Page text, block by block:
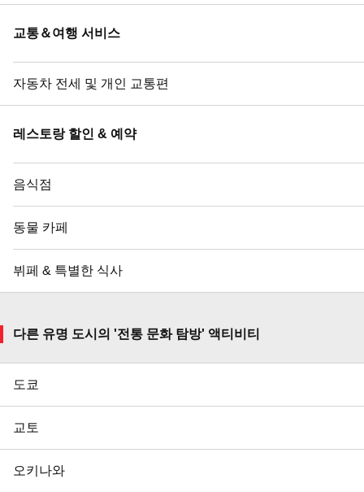
교통＆여행 서비스
자동차 전세 및 개인 교통편
레스토랑 할인 & 예약
음식점
동물 카페
뷔페 & 특별한 식사
다른 유명 도시의 '전통 문화 탐방' 액티비티
도쿄
교토
오키나와